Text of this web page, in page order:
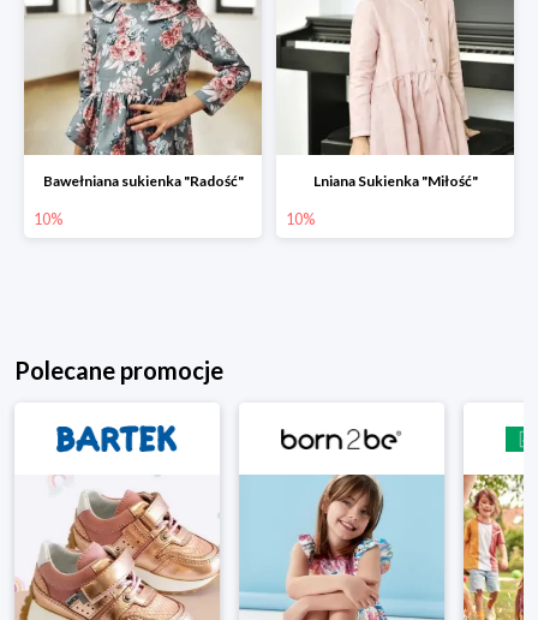
Bawełniana sukienka "Radość"
10%
Lniana Sukienka "Miłość"
10%
Polecane promocje